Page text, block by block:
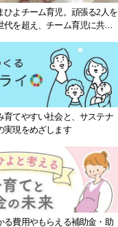
よチーム育児。頑張る2人を
を超え、チーム育児に共感
育てやすい社会と、サステナ
実現をめざします
る費用やもらえる補助金・助